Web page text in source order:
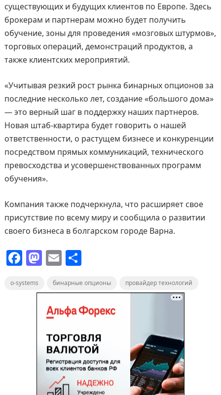
существующих и будущих клиентов по Европе. Здесь
брокерам и партнерам можно будет получить
обучение, зоны для проведения «мозговых штурмов»,
торговых операций, демонстраций продуктов, а
также клиентских мероприятий.
«Учитывая резкий рост рынка бинарных опционов за
последние несколько лет, создание «большого дома»
— это верный шаг в поддержку наших партнеров.
Новая штаб-квартира будет говорить о нашей
ответственности, о растущем бизнесе и конкуренции
посредством прямых коммуникаций, технического
превосходства и усовершенствованных программ
обучения».
Компания также подчеркнула, что расширяет свое
присутствие по всему миру и сообщила о развитии
своего бизнеса в болгарском городе Варна.
F
c
M
st
o
d
o
n
E
ai
l
О
п
р
а
в
и
т
ь
o-systems бинарные опционы провайдер технологий